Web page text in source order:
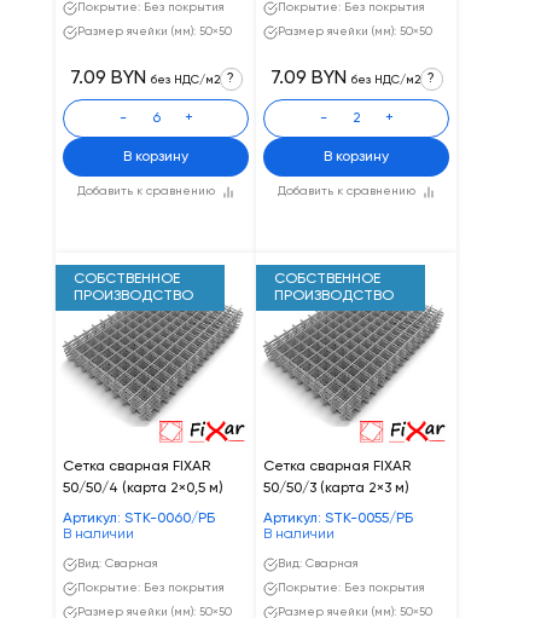
Покрытие: Без покрытия
Размер ячейки (мм): 50×50
Добавить к сравнению
7.09 BYN без НДС/м2 ?
- +
В корзину
Покрытие: Без покрытия
Размер ячейки (мм): 50×50
Добавить к сравнению
7.09 BYN без НДС/м2 ?
- +
В корзину
СОБСТВЕННОЕ
ПРОИЗВОДСТВО
Сетка сварная FIXAR
50/50/4 (карта 2×0,5 м)
Артикул: STK-0060/РБ
В наличии
Вид: Сварная
Покрытие: Без покрытия
Размер ячейки (мм): 50×50
СОБСТВЕННОЕ
ПРОИЗВОДСТВО
Сетка сварная FIXAR
50/50/3 (карта 2×3 м)
Артикул: STK-0055/РБ
В наличии
Вид: Сварная
Покрытие: Без покрытия
Размер ячейки (мм): 50×50